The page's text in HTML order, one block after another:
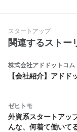
スタートアップ
関連するストー
株式会社アドドットコム
【会社紹介】アドド
ゼヒトモ
外資系スタートアッ
んな、何着て働いて